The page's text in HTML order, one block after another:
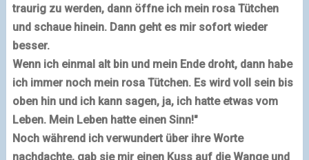
traurig zu werden, dann öffne ich mein rosa Tütchen
und schaue hinein. Dann geht es mir sofort wieder
besser.
Wenn ich einmal alt bin und mein Ende droht, dann habe
ich immer noch mein rosa Tütchen. Es wird voll sein bis
oben hin und ich kann sagen, ja, ich hatte etwas vom
Leben. Mein Leben hatte einen Sinn!"
Noch während ich verwundert über ihre Worte
nachdachte, gab sie mir einen Kuss auf die Wange und